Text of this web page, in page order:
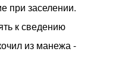
при заселении.
к сведению
из манежа -